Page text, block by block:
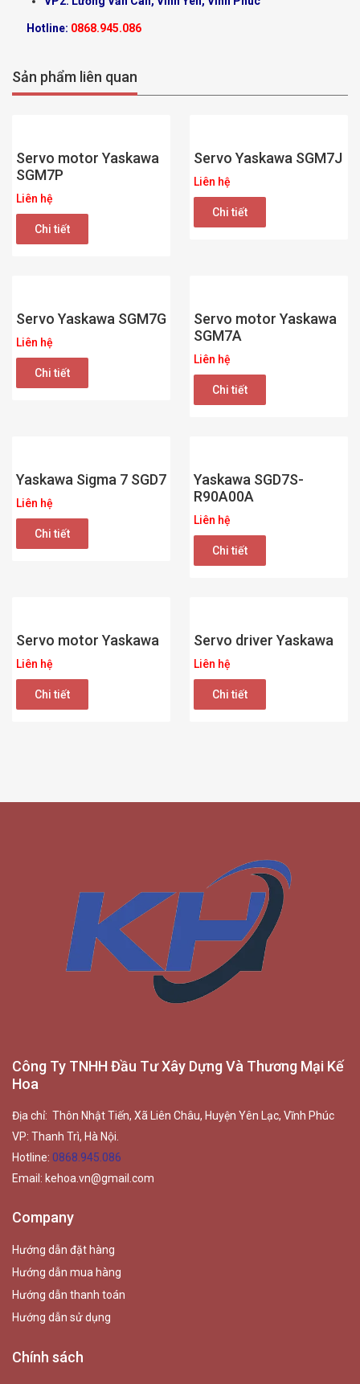
Hotline: 0868.945.086
Sản phẩm liên quan
Servo motor Yaskawa
SGM7P
Liên hệ
Chi tiết
Servo Yaskawa SGM7J
Liên hệ
Chi tiết
Servo Yaskawa SGM7G
Liên hệ
Chi tiết
Servo motor Yaskawa
SGM7A
Liên hệ
Chi tiết
Yaskawa Sigma 7 SGD7
Liên hệ
Chi tiết
Yaskawa SGD7S-
R90A00A
Liên hệ
Chi tiết
Servo motor Yaskawa
Liên hệ
Chi tiết
Servo driver Yaskawa
Liên hệ
Chi tiết
Công Ty TNHH Đầu Tư Xây Dựng Và Thương Mại Kế
Hoa
Địa chỉ: Thôn Nhật Tiến, Xã Liên Châu, Huyện Yên Lạc, Vĩnh Phúc
VP: Thanh Trì, Hà Nội.
Hotline: 0868.945.086
Email: kehoa.vn@gmail.com
Company
Hướng dẫn đặt hàng
Hướng dẫn mua hàng
Hướng dẫn thanh toán
Hướng dẫn sử dụng
Chính sách